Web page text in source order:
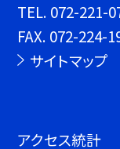
TEL. 072-221-
FAX. 072-224-
サイトマップ
アクセス統計